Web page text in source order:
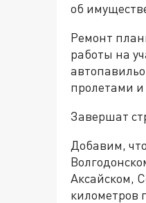
об
Ремонт
работы на
пролетами и
Завершат
Добавим,
Аксайском,
километров